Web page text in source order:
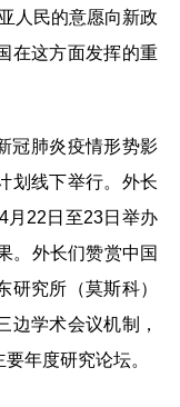
人民的意愿向新政
在这方面发挥的重
冠肺炎疫情形势影
划线下举行。外长
月22日至23日举办
。外长们赞赏中国
研究所（莫斯科）
边学术会议机制，
年度研究论坛。